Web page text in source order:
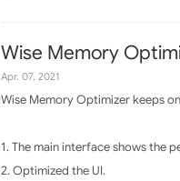
Wise Memory
Apr. 07, 2021
Wise Memory Optimizer keeps
1. The main interface shows the
2. Optimized the UI.